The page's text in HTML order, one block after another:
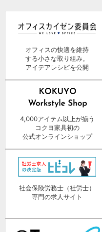
オフィスの快適を維持
する小さな取り組み。
アイデアレシピを公開
4,000アイテム以上が揃う
コクヨ家具初の
公式オンラインショップ
社会保険労務士（社労士）
専門の求人サイト